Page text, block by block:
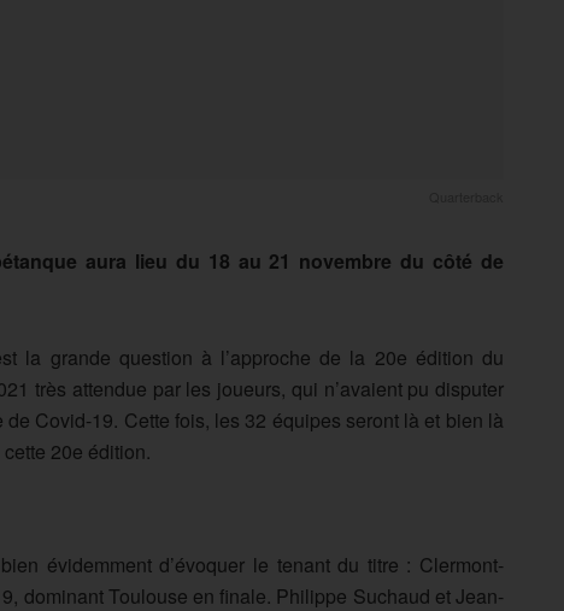
aura lieu du 18 au 21 novembre du côté de
la grande question à l’approche de la 20e édition du
très attendue par les joueurs, qui n’avaient pu disputer
Covid-19. Cette fois, les 32 équipes seront là et bien là
20e édition.
évidemment d’évoquer le tenant du titre : Clermont-
dominant Toulouse en finale. Philippe Suchaud et Jean-